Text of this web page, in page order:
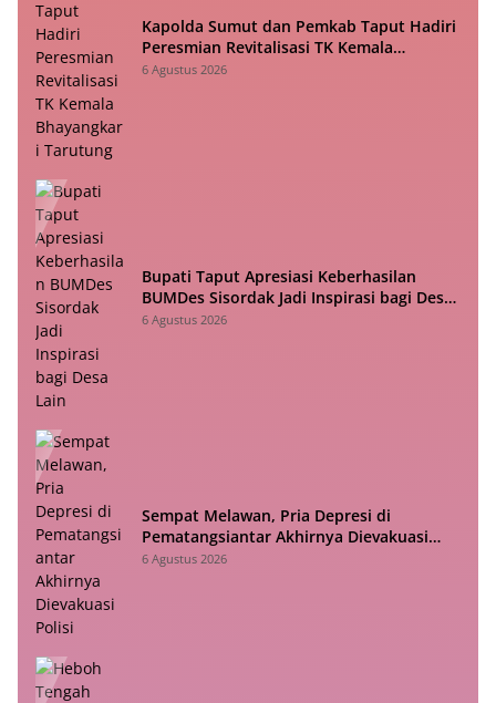
Kapolda Sumut dan Pemkab Taput Hadiri
Peresmian Revitalisasi TK Kemala
Bhayangkari Tarutung
6 Agustus 2026
Bupati Taput Apresiasi Keberhasilan
BUMDes Sisordak Jadi Inspirasi bagi Desa
Lain
6 Agustus 2026
Sempat Melawan, Pria Depresi di
Pematangsiantar Akhirnya Dievakuasi
Polisi
6 Agustus 2026